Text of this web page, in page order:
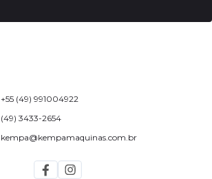
+55 (49) 991004922
(49) 3433-2654
kempa@kempamaquinas.com.br